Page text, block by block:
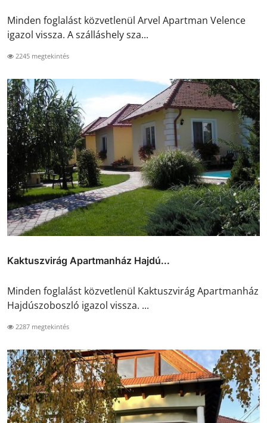
Minden foglalást közvetlenül Arvel Apartman Velence
igazol vissza. A szálláshely sza...
2245 megtekintés
Kaktuszvirág Apartmanház Hajdú...
Minden foglalást közvetlenül Kaktuszvirág Apartmanház
Hajdúszoboszló igazol vissza. ...
2287 megtekintés